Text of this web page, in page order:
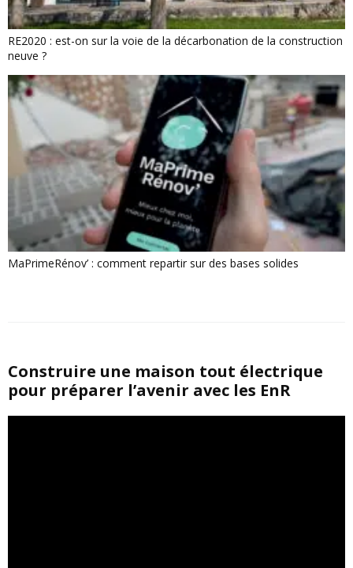
RE2020 : est-on sur la voie de la décarbonation de la construction
neuve ?
MaPrimeRénov’ : comment repartir sur des bases solides
Construire une maison tout électrique
pour préparer l’avenir avec les EnR